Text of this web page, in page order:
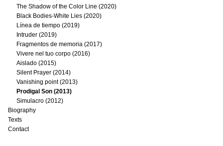
The Shadow of the Color Line (2020)
Black Bodies-White Lies (2020)
Línea de tiempo (2019)
Intruder (2019)
Fragmentos de memoria (2017)
Vivere nel tuo corpo (2016)
Aislado (2015)
Silent Prayer (2014)
Vanishing point (2013)
Prodigal Son (2013)
Simulacro (2012)
Biography
Texts
Contact